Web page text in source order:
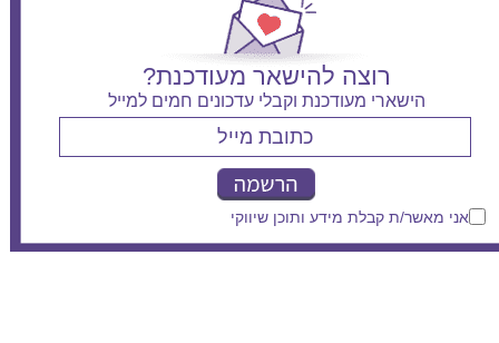
רוצה להישאר מעודכנת?
הישארי מעודכנת וקבלי עדכונים חמים למייל
אני מאשר/ת קבלת מידע ותוכן שיווקי